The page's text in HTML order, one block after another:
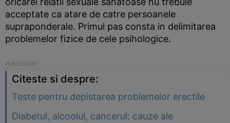
acceptate ca atare de catre persoanele
supraponderale. Primul pas consta in delimitarea
problemelor fizice de cele psihologice.
Citeste si despre:
Teste pentru depistarea problemelor erectile
Diabetul, alcoolul, cancerul: cauze ale